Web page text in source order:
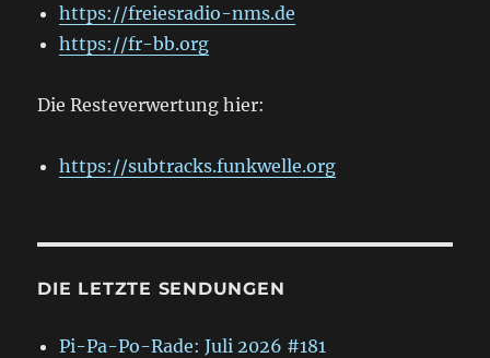
https://freiesradio-nms.de
https://fr-bb.org
Die Resteverwertung hier:
https://subtracks.funkwelle.org
DIE LETZTE SENDUNGEN
Pi-Pa-Po-Rade: Juli 2026 #181